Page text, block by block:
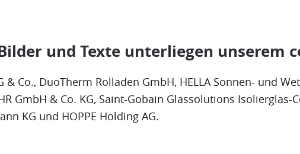
und Texte unterliegen unserem
Co., DuoTherm Rolladen GmbH, HELLA Sonnen- und
GmbH & Co. KG, Saint-Gobain Glassolutions Isolierglas-
KG und HOPPE Holding AG.